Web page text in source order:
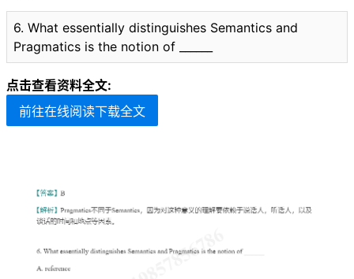
6. What essentially distinguishes Semantics and
Pragmatics is the notion of ______
点击查看资料全文:
前往在线阅读下载全文